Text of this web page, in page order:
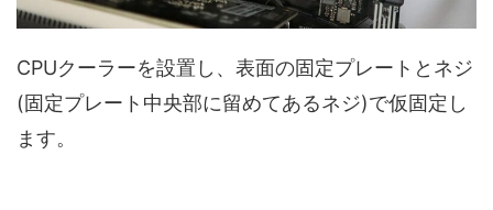
CPUクーラーを設置し、表面の固定プレートとネジ
(固定プレート中央部に留めてあるネジ)で仮固定し
ます。